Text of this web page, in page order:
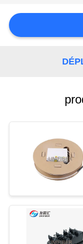
NOUVELLES
PRIVACY
POLICY